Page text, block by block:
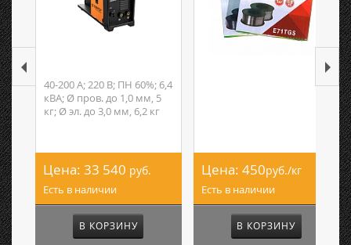
40-200 А; 220 В; ПН 60%; 6,4
кВА; Ø пров. до 1,0 мм, 5
кг; Ø эл. до 3,0 мм, 6,2 кг
Цена: 33 540 руб.
Есть в наличии
В КОРЗИНУ
Цена: 450руб./кг
Есть в наличии
В КОРЗИНУ